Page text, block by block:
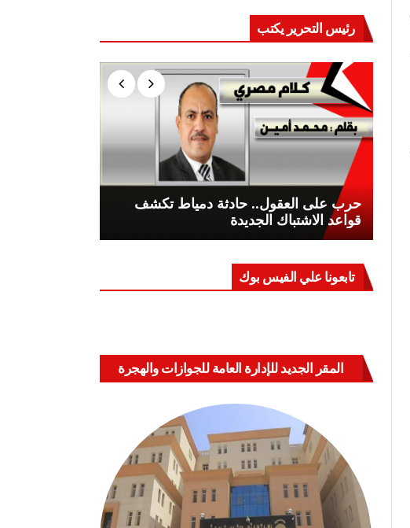
رئيس التحرير يكتب
حرب على العقول.. حادثة دمياط تكشف
قواعد الاشتباك الجديدة
تابعونا علي الفيس بوك
المقر الجديد للإدارة العامة للجوازات والهجرة